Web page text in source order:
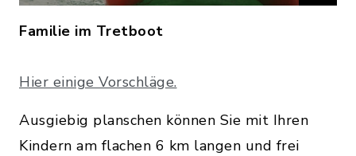
Familie im Tretboot
Hier einige Vorschläge.
Ausgiebig planschen können Sie mit Ihren
Kindern am flachen 6 km langen und frei